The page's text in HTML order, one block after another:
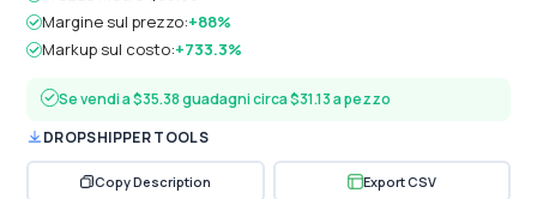
Margine sul prezzo:+88%
Markup sul costo:+733.3%
Se vendi a $35.38 guadagni circa $31.13 a pezzo
DROPSHIPPER TOOLS
Copy Description Export CSV